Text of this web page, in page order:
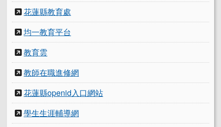
花蓮縣教育處
均一教育平台
教育雲
教師在職進修網
花蓮縣openid入口網站
學生生涯輔導網